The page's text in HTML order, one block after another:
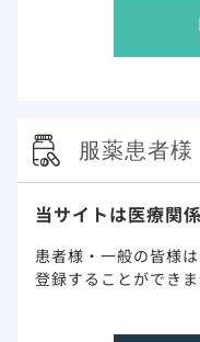
このウェブサイト上に含ま
プライバシー・ステイト
ト
お問い合わせ
服薬患者
当サイトは医療関
患者様・一般の皆様
登録することができ